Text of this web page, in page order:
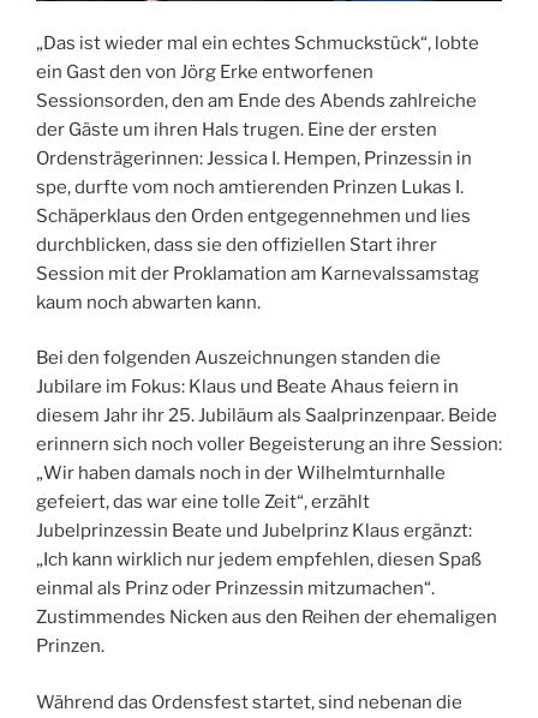
„Das ist wieder mal ein echtes Schmuckstück“, lobte
ein Gast den von Jörg Erke entworfenen
Sessionsorden, den am Ende des Abends zahlreiche
der Gäste um ihren Hals trugen. Eine der ersten
Ordensträgerinnen: Jessica I. Hempen, Prinzessin in
spe, durfte vom noch amtierenden Prinzen Lukas I.
Schäperklaus den Orden entgegennehmen und lies
durchblicken, dass sie den offiziellen Start ihrer
Session mit der Proklamation am Karnevalssamstag
kaum noch abwarten kann.
Bei den folgenden Auszeichnungen standen die
Jubilare im Fokus: Klaus und Beate Ahaus feiern in
diesem Jahr ihr 25. Jubiläum als Saalprinzenpaar. Beide
erinnern sich noch voller Begeisterung an ihre Session:
„Wir haben damals noch in der Wilhelmturnhalle
gefeiert, das war eine tolle Zeit“, erzählt
Jubelprinzessin Beate und Jubelprinz Klaus ergänzt:
„Ich kann wirklich nur jedem empfehlen, diesen Spaß
einmal als Prinz oder Prinzessin mitzumachen“.
Zustimmendes Nicken aus den Reihen der ehemaligen
Prinzen.
Während das Ordensfest startet, sind nebenan die